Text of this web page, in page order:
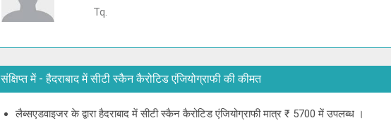
Tq.
संक्षिप्त में - हैदराबाद में सीटी स्कैन कैरोटिड एंजियोग्राफी की कीमत
लैब्सएडवाइजर के द्वारा हैदराबाद में सीटी स्कैन कैरोटिड एंजियोग्राफी मात्र ₹ 5700 में उपलब्ध ।